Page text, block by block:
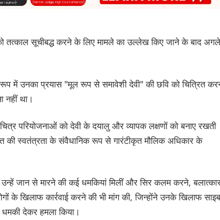
तत्काल सूचीबद्ध करने के लिए मामले का उल्लेख किए जाने के बाद अगले
रूप में उनका प्रयास "मूल रूप से समावेशी देवी" की छवि को चित्रित
नहीं था।
परियोजनाओं को देवी के दयालु और व्यापक लक्षणों को बनाए रखती
की स्वतंत्रता के संवैधानिक रूप से गारंटीकृत मौलिक अधिकार के
उन्हें जान से मारने की कई धमकियां मिलीं और सिर कलम करने,
के खिलाफ कार्रवाई करने की भी मांग की, जिन्होंने उनके खिलाफ
देकर हमला किया।